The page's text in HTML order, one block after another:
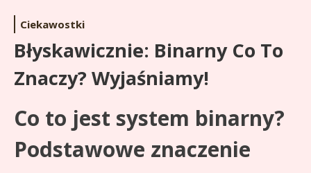
Ciekawostki
Błyskawicznie: Binarny Co To
Znaczy? Wyjaśniamy!
Co to jest system binarny?
Podstawowe znaczenie